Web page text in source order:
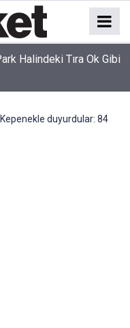
Halindeki Tıra Ok Gibi
Kepenekle duyurdular: 84